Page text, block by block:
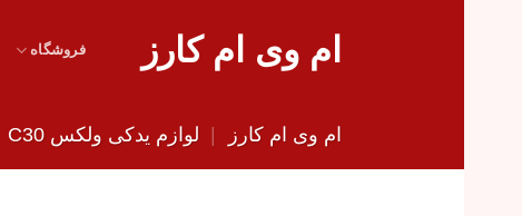
ام وی ام کارز فروشگاه
ام وی ام کارز | لوازم یدکی ولکس C30